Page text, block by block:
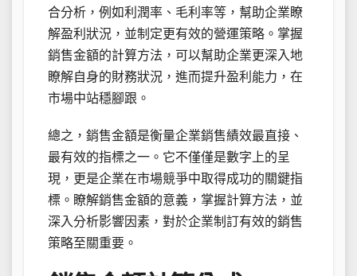
合分析，例如利潤率、毛利率等，幫助企業瞭
解盈利狀況，並制定更有效的營運策略。掌握
銷售金額的計算方法，可以幫助企業更深入地
瞭解自身的財務狀況，進而提升盈利能力，在
市場中站穩腳跟。
總之，銷售金額是衡量企業銷售績效最直接、
最有效的指標之一。它不僅僅是數字上的呈
現，更是企業在市場競爭中取得成功的關鍵指
標。瞭解銷售金額的意義，掌握計算方法，並
深入分析影響因素，對於企業制訂有效的銷售
策略至關重要。